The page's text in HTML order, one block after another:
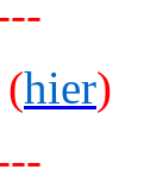
hier)